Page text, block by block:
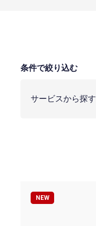
条件で絞り込む
サービスから探す
NEW